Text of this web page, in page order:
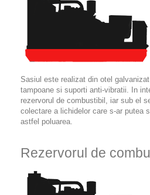
Sasiul este realizat din otel
tampoane si suporti anti-vibratii. In
rezervorul de combustibil, iar sub el
colectare a lichidelor care s-ar putea
astfel poluarea.
Rezervorul de